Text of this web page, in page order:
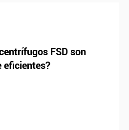
FSD son
eficientes?